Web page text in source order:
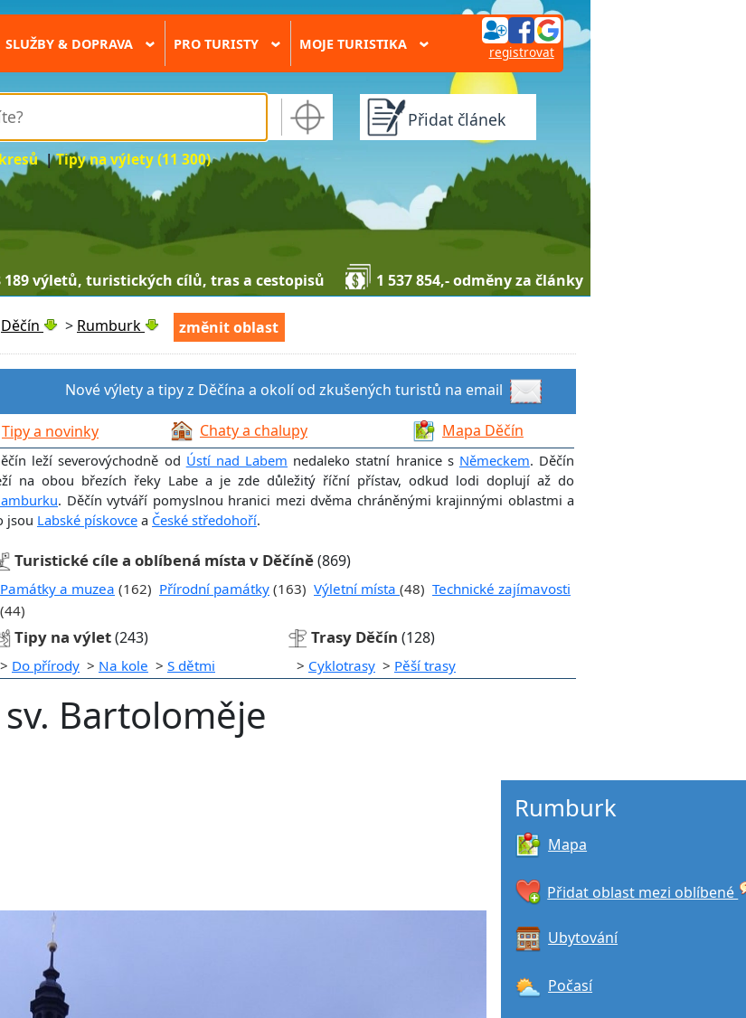
SLUŽBY & DOPRAVA › PRO TURISTY › MOJE TURISTIKA › registrovat
|Tipy na výlety (11 300)
Přidat článek
189 výletů, turistických cílů, tras a cestopisů 1 537 854,- odměny za články
Děčín > Rumburk změnit oblast
Nové výlety a tipy z Děčína a okolí od zkušených turistů na email
Tipy a novinky Chaty a chalupy Mapa Děčín
leží severovýchodně od Ústí nad Labem nedaleko statní hranice s Německem. Děčín
na obou březích řeky Labe a je zde důležitý říční přístav, odkud lodi doplují až do
. Děčín vytváří pomyslnou hranici mezi dvěma chráněnými krajinnými oblastmi a
jsou Labské pískovce a České středohoří.
Turistické cíle a oblíbená místa v Děčíně(869)
Památky a muzea (162) Přírodní památky (163) Výletní místa (48) Technické zajímavosti
(44)
Tipy na výlet(243) Trasy Děčín (128)
> Do přírody > Na kole > S dětmi > Cyklotrasy > Pěší trasy
Bartoloměje
Rumburk
Mapa
Přidat oblast mezi oblíbené
Ubytování
Počasí